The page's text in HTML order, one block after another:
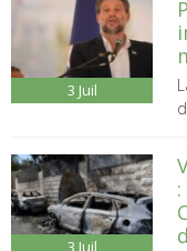
3 Juil
3 Juil